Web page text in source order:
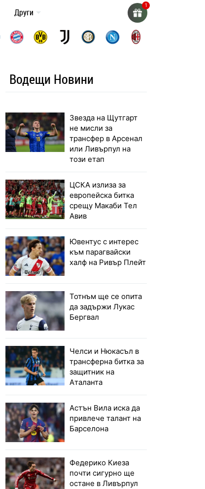
Други
Водещи Новини
Звезда на Щутгарт
не мисли за
трансфер в Арсенал
или Ливърпул на
този етап
ЦСКА излиза за
европейска битка
срещу Макаби Тел
Авив
Ювентус с интерес
към парагвайски
халф на Ривър Плейт
Тотнъм ще се опита
да задържи Лукас
Бергвал
Челси и Нюкасъл в
трансферна битка за
защитник на
Аталанта
Астън Вила иска да
привлече талант на
Барселона
Федерико Киеза
почти сигурно ще
остане в Ливърпул